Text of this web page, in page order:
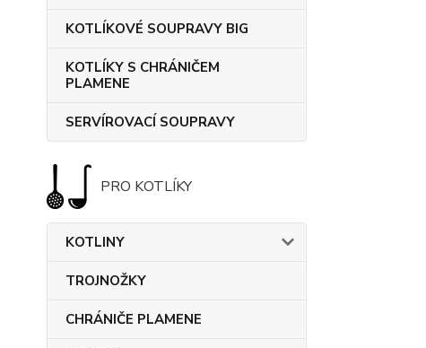
KOTLÍKOVÉ SOUPRAVY BIG
KOTLÍKY S CHRÁNIČEM
PLAMENE
SERVÍROVACÍ SOUPRAVY
PRO KOTLÍKY
KOTLINY
TROJNOŽKY
CHRÁNIČE PLAMENE